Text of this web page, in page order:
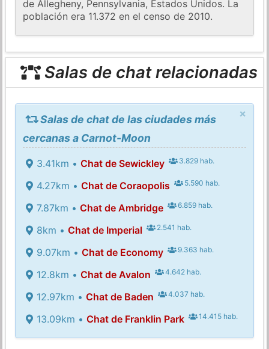
de Allegheny, Pennsylvania, Estados Unidos. La
población era 11.372 en el censo de 2010.
Salas de chat relacionadas
×
Salas de chat de las ciudades más
cercanas a Carnot-Moon
3.41km • Chat de Sewickley 3.829 hab.
4.27km • Chat de Coraopolis 5.590 hab.
7.87km • Chat de Ambridge 6.859 hab.
8km • Chat de Imperial 2.541 hab.
9.07km • Chat de Economy 9.363 hab.
12.8km • Chat de Avalon 4.642 hab.
12.97km • Chat de Baden 4.037 hab.
13.09km • Chat de Franklin Park 14.415 hab.